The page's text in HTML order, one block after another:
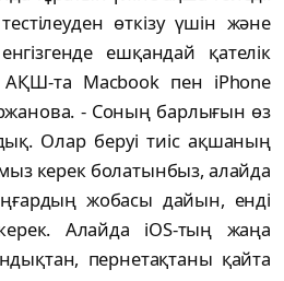
өткізу үшін және
ешқандай қателік
та Macbook пен iPhone
- Соның барлығын өз
Олар беруі тиіс ақшаның
керек болатынбыз, алайда
жобасы дайын, енді
Алайда iOS-тың жаңа
пернетақтаны қайта